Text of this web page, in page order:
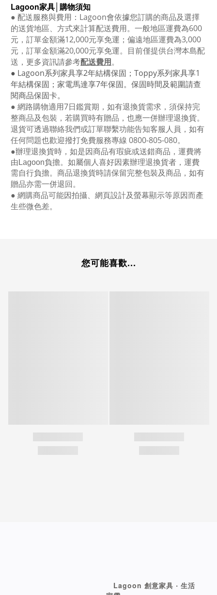
Lagoon家具│購物須知
● 配送服務與費用： Lagoon會依據您訂購的商品及選擇
的送貨地區、方式來計算配送費用。一般地區運費為600
元，訂單金額滿12,000元享免運；偏遠地區運費為3,000
元，訂單金額滿20,000元享免運。目前僅提供台灣本島配
送，更多資訊請參考配送費用。
● Lagoon系列家具享2年結構保固； Toppy系列家具享1
年結構保固；家電馬達享7年保固。保固時間及範圍請查
閱商品保固卡。
● 網路購物適用7日鑑賞期，如有退換貨需求，須保持完
整商品及包裝，若購買時有贈品，也應一併辦理退換貨。
退貨可透過聯絡我們或訂單聯繫功能告知客服人員，如有
任何問題也歡迎撥打免費服務專線 0800-805-080。
●辦理退換貨時，如是因商品有瑕疵或送錯商品，運費將
由Lagoon負擔。如屬個人喜好因素辦理退換貨者，運費
需自行負擔。商品退換貨時請保留完整包裝及商品，如有
贈品亦需一併退回。
● 網購商品可能因拍攝、網頁設計及螢幕顯示等原因而產
生些微色差。
您可能喜歡...
Lagoon 創意家具 ‧ 生活